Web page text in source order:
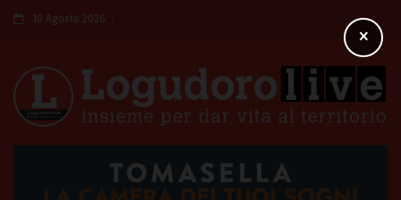
10 Agosto 2026
×